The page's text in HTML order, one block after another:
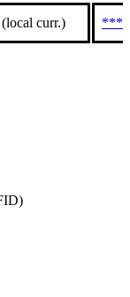
curr.) ***